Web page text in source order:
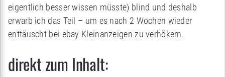
eigentlich besser wissen müsste) blind und deshalb
erwarb ich das Teil – um es nach 2 Wochen wieder
enttäuscht bei ebay Kleinanzeigen zu verhökern.
direkt zum Inhalt: